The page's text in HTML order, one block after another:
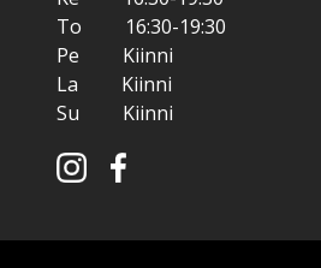
To 16:30-19:30
Pe Kiinni
La Kiinni
Su Kiinni